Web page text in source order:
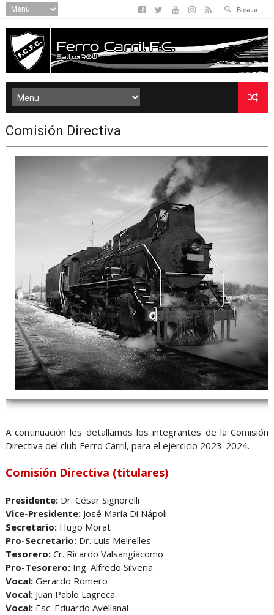
Comisión Directiva
A continuación les detallamos los integrantes de la Comisión
Directiva del club Ferro Carril, para el ejercicio 2023-2024.
Comisión Directiva (titulares)
Presidente:Dr. César Signorelli
Vice-Presidente:José María Di Nápoli
Secretario:Hugo Morat
Pro-Secretario:Dr. Luis Meirelles
Tesorero:Cr. Ricardo Valsangiácomo
Pro-Tesorero:Ing. Alfredo Silveria
Vocal:Gerardo Romero
Vocal:Juan Pablo Lagreca
Vocal:Esc. Eduardo Avellanal